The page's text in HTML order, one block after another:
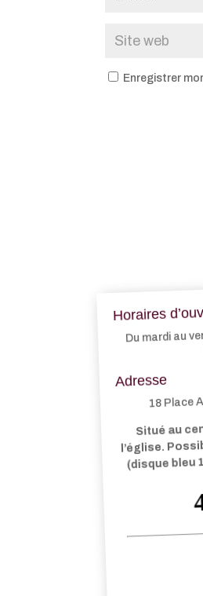
Enregistrer
Horaires
Du mardi au
Adresse
18 Place
Situé au
l’église.
(disque bleu